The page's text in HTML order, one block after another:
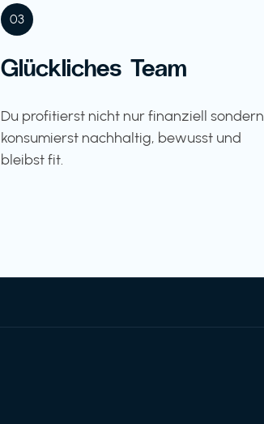
03
Glückliches Team
Du profitierst nicht nur finanziell sondern
konsumierst nachhaltig, bewusst und
bleibst fit.